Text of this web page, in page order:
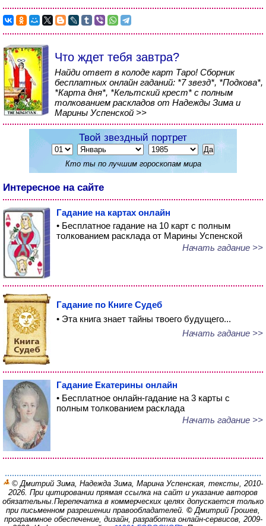
Что ждет тебя завтра?
Найди ответ в колоде карт Таро! Сборник
бесплатных онлайн гаданий: *7 звезд*, *Подкова*,
*Карта дня*, *Кельтский крест* с полным
толкованием раскладов от Надежды Зима и
Марины Успенской >>
Твой звездный портрет
Кто ты по лучшим гороскопам мира
Интересное на сайте
Гадание на картах онлайн
• Бесплатное гадание на 10 карт с полным
толкованием расклада от Марины Успенской
Начать гадание >>
Гадание по Книге Судеб
• Эта книга знает тайны твоего будущего...
Начать гадание >>
Гадание Екатерины онлайн
• Бесплатное онлайн-гадание на 3 карты с
полным толкованием расклада
Начать гадание >>
© Дмитрий Зима, Надежда Зима, Марина Успенская, тексты, 2010-
2026. При цитировании прямая ссылка на сайт и указание авторов
обязательны.Перепечатка в коммерческих целях допускается только
при письменном разрешении правообладателей. © Дмитрий Грошев,
программное обеспечение, дизайн, разработка онлайн-сервисов, 2009-